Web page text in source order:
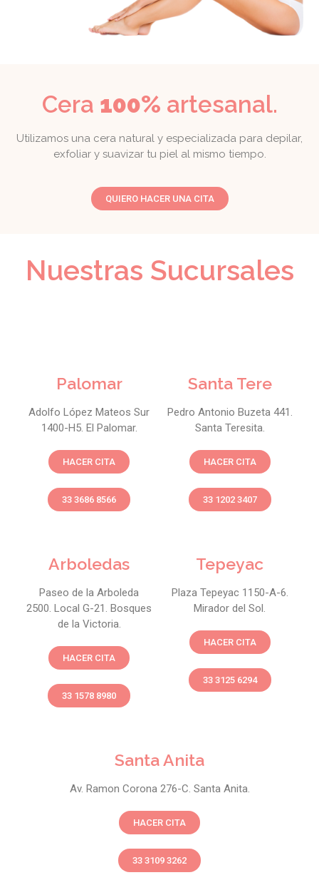
Cera 100% artesanal.
Utilizamos una cera natural y especializada para depilar,
exfoliar y suavizar tu piel al mismo tiempo.
QUIERO HACER UNA CITA
Nuestras Sucursales
Palomar
Adolfo López Mateos Sur
1400-H5. El Palomar.
HACER CITA
33 3686 8566
Santa Tere
Pedro Antonio Buzeta 441.
Santa Teresita.
HACER CITA
33 1202 3407
Arboledas
Paseo de la Arboleda
2500. Local G-21. Bosques
de la Victoria.
HACER CITA
33 1578 8980
Tepeyac
Plaza Tepeyac 1150-A-6.
Mirador del Sol.
HACER CITA
33 3125 6294
Santa Anita
Av. Ramon Corona 276-C. Santa Anita.
HACER CITA
33 3109 3262